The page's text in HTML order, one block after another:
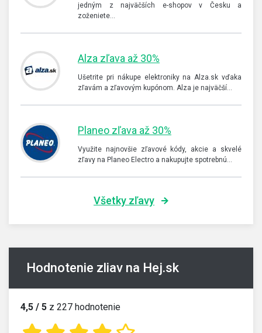
jedným z najväčších e-shopov v Česku a
zoženiete…
Alza zľava až 30%
Ušetrite pri nákupe elektroniky na Alza.sk vďaka
zľavám a zľavovým kupónom. Alza je najväčší…
Planeo zľava až 30%
Využite najnovšie zľavové kódy, akcie a skvelé
zľavy na Planeo Electro a nakupujte spotrebnú…
Všetky zľavy
Hodnotenie zliav na Hej.sk
4,5 / 5 z 227 hodnotenie